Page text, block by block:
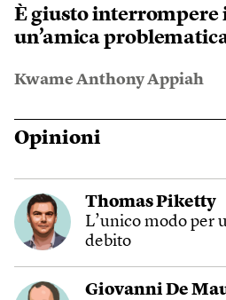
È giusto interrompere
un’amica
Kwame Anthony Appiah
Opinioni
Thomas Piketty
L’unico modo per
debito
Giovanni De